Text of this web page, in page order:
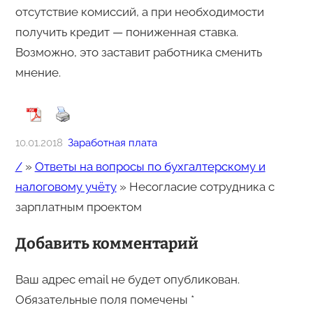
отсутствие комиссий, а при необходимости
получить кредит — пониженная ставка.
Возможно, это заставит работника сменить
мнение.
10.01.2018 Заработная плата
/» Ответы на вопросы по бухгалтерскому и
налоговому учёту» Несогласие сотрудника с
зарплатным проектом
Добавить комментарий
Ваш адрес email не будет опубликован.
Обязательные поля помечены *